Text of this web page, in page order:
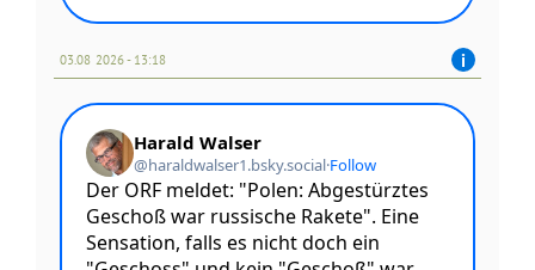
03.08 2026 - 13:18